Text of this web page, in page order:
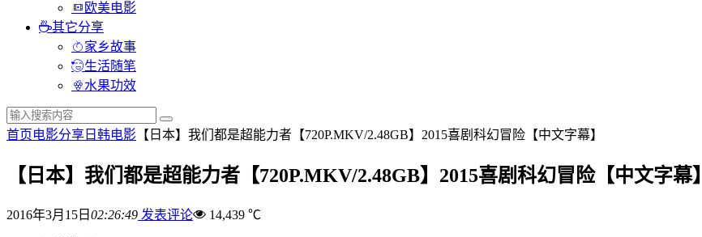
欧美电影
其它分享
家乡故事
生活随笔
水果功效
首页电影分享 日韩电影 【日本】我们都是超能力者【720P.MKV/2.48GB】2015喜剧科幻冒险【中文字幕】
【日本】我们都是超能力者【720P.MKV/2.48GB】2015喜剧科幻冒险【中文字幕】
2016年3月15日 02:26:49 发表评论 14,439 ℃